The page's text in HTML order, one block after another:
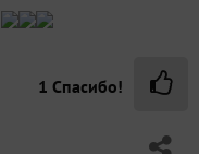
1 Спасибо!